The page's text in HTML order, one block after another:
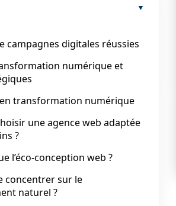
campagnes digitales réussies
numérique et
transformation numérique
une agence web adaptée
?
l’éco-conception web ?
concentrer sur le
naturel ?